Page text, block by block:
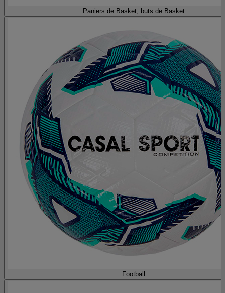
Paniers de Basket, buts de Basket
Football